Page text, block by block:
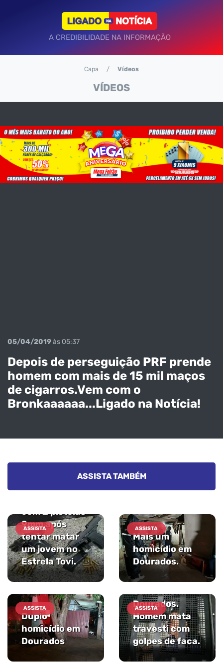
A CREDIBILIDADE NA INFORMAÇÃO
VÍDEOS
Capa Vídeos
05/04/2019às 05:37
Depois de perseguição PRF prende
homem com mais de 15 mil maços
de cigarros.Vem com o
Bronkaaaaaa...Ligado na Notícia!
ASSISTA TAMBÉM
ASSISTA
Dois homens
com 2 pistolas
9mm após
tentar matar
um jovem no
Estrela Tovi.
ASSISTA
Mais um
homicídio em
Dourados.
ASSISTA
Duplo
homicídio em
Dourados
ASSISTA
Homicídio no
Canaã 1 em
Dourados.
Homem mata
travesti com
golpes de faca.